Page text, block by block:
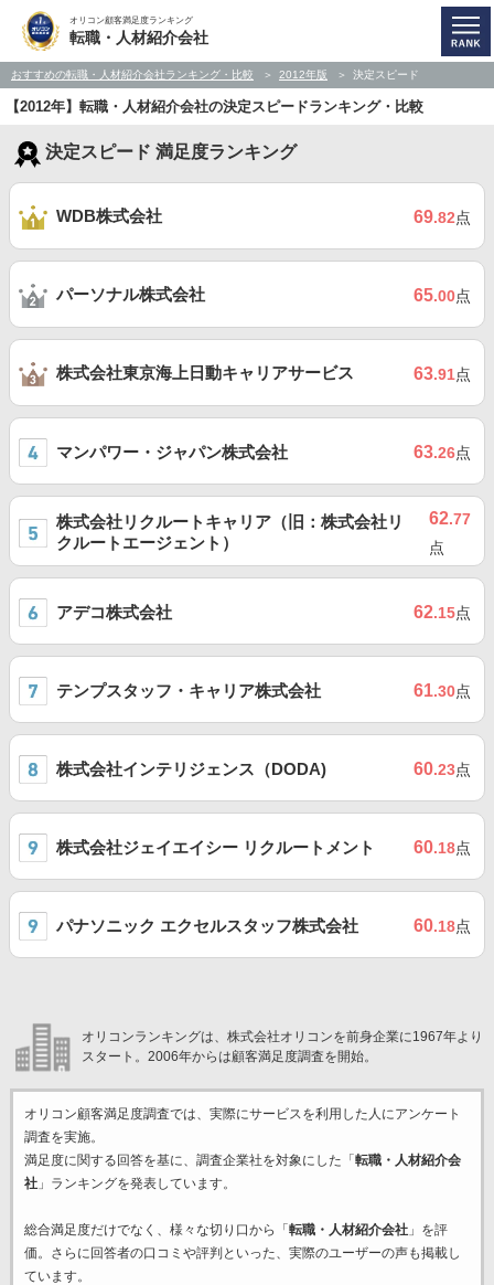
オリコン顧客満足度ランキング
転職・人材紹介会社
おすすめの転職・人材紹介会社ランキング・比較 2012年版 決定スピード
【2012年】転職・人材紹介会社の決定スピードランキング・比較
決定スピード 満足度ランキング
WDB株式会社 69.82点
パーソナル株式会社 65.00点
株式会社東京海上日動キャリアサービス 63.91点
マンパワー・ジャパン株式会社 63.26点
株式会社リクルートキャリア（旧：株式会社リ
クルートエージェント）
62.77
点
アデコ株式会社 62.15点
テンプスタッフ・キャリア株式会社 61.30点
株式会社インテリジェンス（DODA) 60.23点
株式会社ジェイエイシー リクルートメント 60.18点
パナソニック エクセルスタッフ株式会社 60.18点
オリコンランキングは、株式会社オリコンを前身企業に1967年より
スタート。2006年からは顧客満足度調査を開始。
オリコン顧客満足度調査では、実際にサービスを利用した 人にアンケート
調査を実施。
満足度に関する回答を基に、調査企業社を対象にした「 転職・人材紹介会
社」ランキングを発表しています。
総合満足度だけでなく、様々な切り口から「 転職・人材紹介会社」を評
価。さらに回答者の口コミや評判といった、実際のユーザーの声も掲載し
ています。